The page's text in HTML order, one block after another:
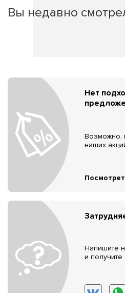
Вы недавно
Нет
Возможно,
наших
Напишите
и получите